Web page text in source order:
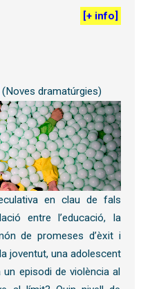
[+ info]
dramatúrgies)
en clau de fals
entre l’educació, la
de promeses d’èxit i
joventut, una adolescent
episodi de violència al